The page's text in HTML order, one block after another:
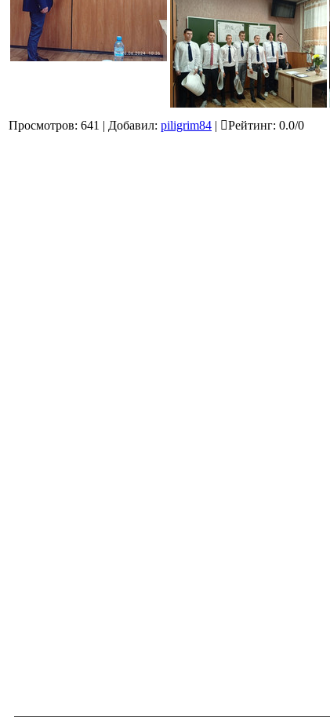
Просмотров: 641 | Добавил: piligrim84 | Рейтинг: 0.0/0